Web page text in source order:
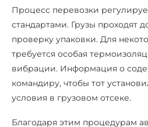
Процесс перевозки
стандартами. Грузы проходят
проверку упаковки. Для
требуется особая
вибрации. Информация о
командиру, чтобы тот
условия в грузовом отсеке.
Благодаря этим процедурам